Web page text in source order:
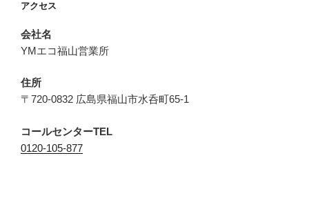
アクセス
会社名
YMエコ福山営業所
住所
〒720-0832 広島県福山市水呑町65-1
コールセンターTEL
0120-105-877